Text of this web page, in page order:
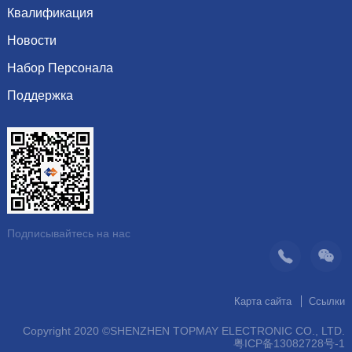
История
Культура
Система
операция
контакт
емкость
сопротивление
индуктор Inductor
Квалификация
Почетная грамота
Новости
Показать информацию
Динамика компании
Набор Персонала
Последние вакансии
Поддержка
Скачать каталог
Подписывайтесь на нас
Карта сайта Ссылки
Copyright 2020 ©SHENZHEN TOPMAY ELECTRONIC CO., LTD.
粤ICP备13082728号-1